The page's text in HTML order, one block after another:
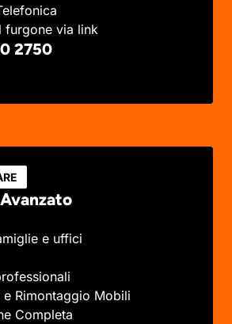
furgone via link
2750
e uffici
Rimontaggio Mobili
Completa